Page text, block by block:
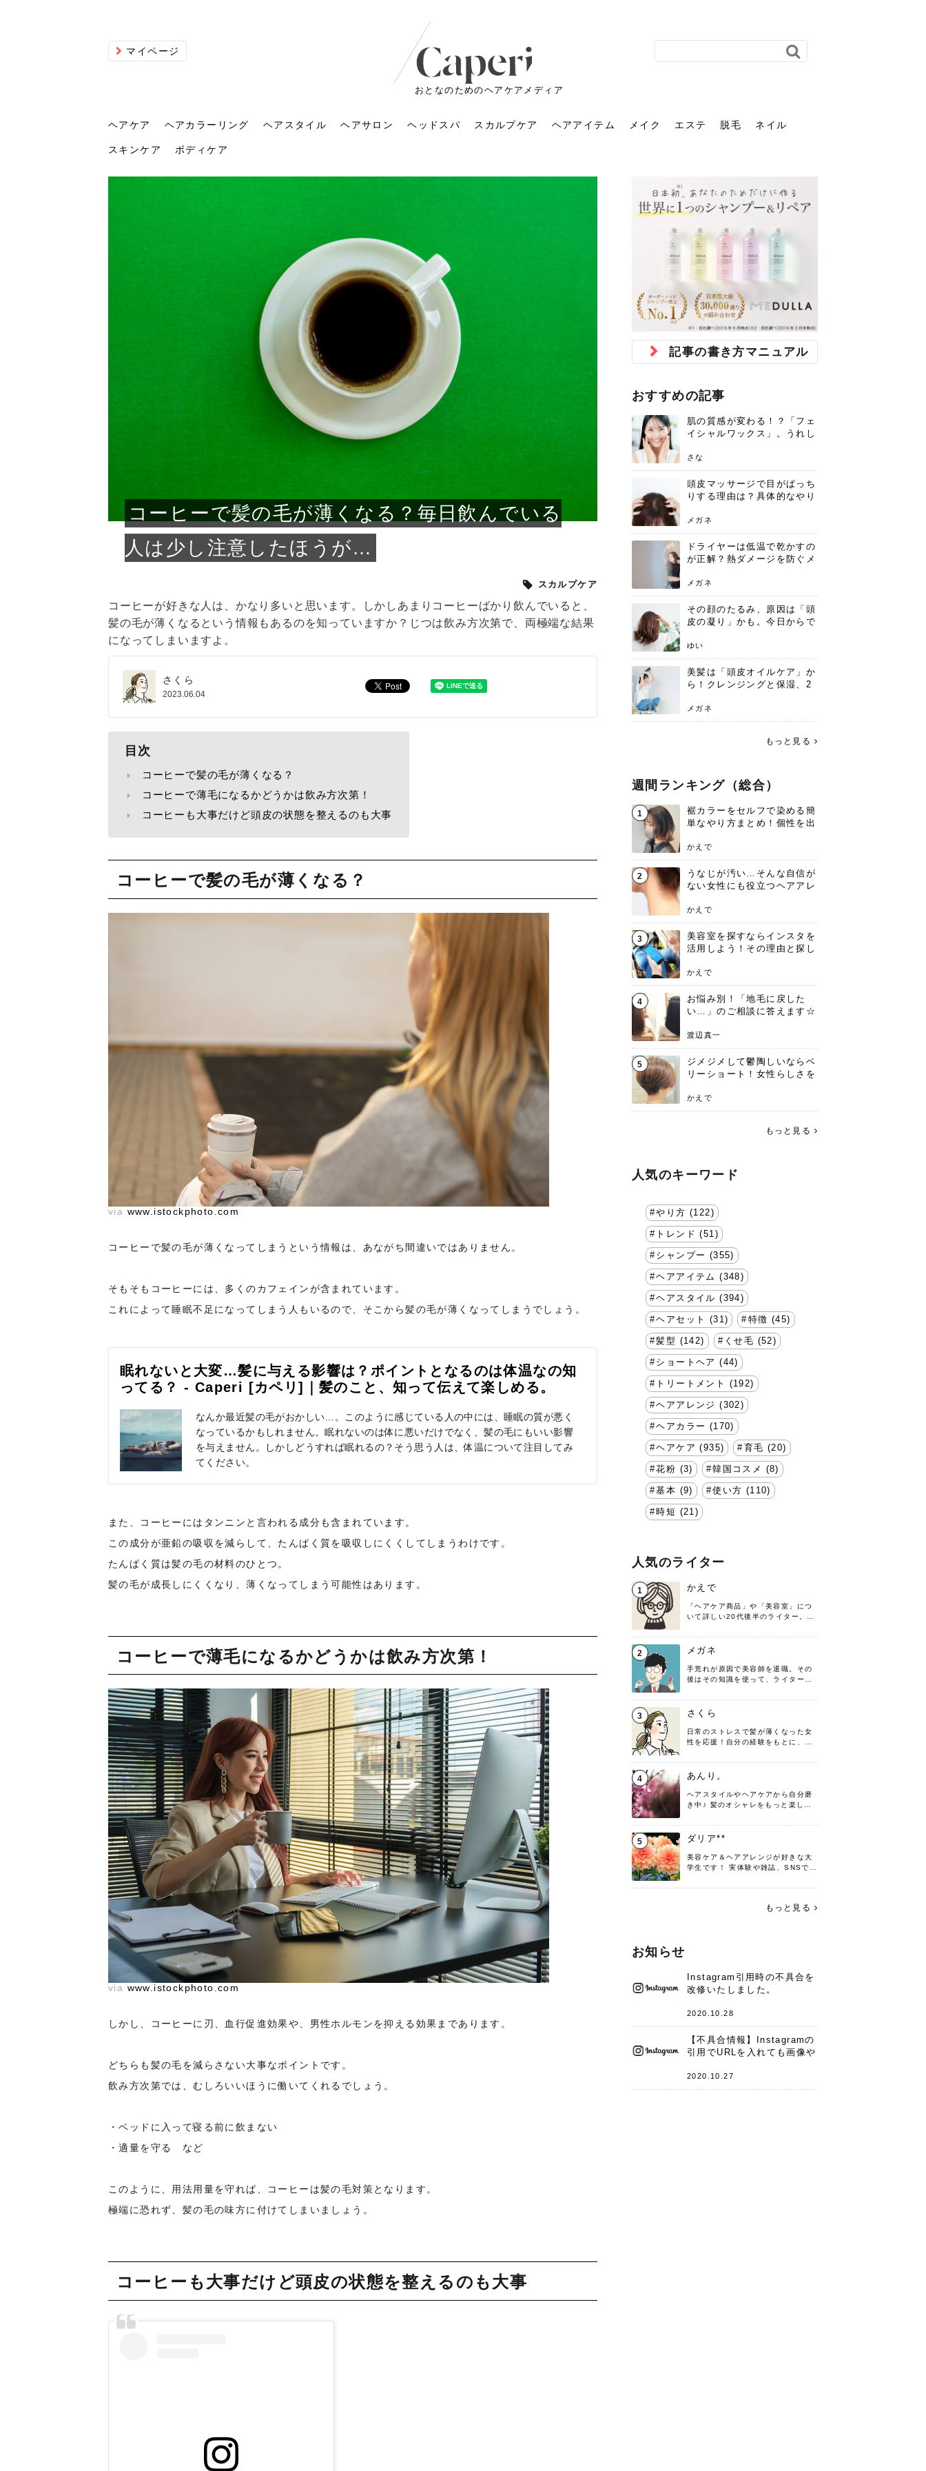
マイページ
おとなのためのヘアケアメディア
ヘアケア
トリートメントの付け方で
仕上がりが変わる｜効かな
い原因...
トリートメントの付け方で仕上がりは
大きく変わります。今回は、毛先中心
の塗り...
メガネ
かない予防方法と時短寝癖
直し...
新生活シーズン、朝の身支度を少しで
も短くしたい人は多いはず。じつは寝
癖は、...
かえで
花粉で髪がパサパサするの
はなぜ？原因と落とし方・
防ぎ方を紹介
広がる、手触りが悪いと感じた経験は
ヘアカラーリング
髪のくすみが気になる人
へ！2026春トレンドの明る
めく...
2026春のトレンドカラーは明るめのく
すみカラーです。ただし、髪がすでに
さくら
自然なヘアカラーで作る
「きれい...
職場で浮かない落ち着いたトーンにし
たいけれど、どこか垢抜けた印象にし
たいと...
さくら
肌に合う髪色、どう見つけ
る？「イエベ」「ブルベ」
診断と...
らったのに、家に帰って鏡を見たら、
ヘアスタイル
2026年のショートウルフ最
新トレンドとは？ナチュラ
2026年のショートウルフは、ナチュラ
ルでエアリーな仕上がりが今っぽい正
かえで
年の注目スタイルと長さ別
の...
2026年はレイヤーカットを使った髪型
のトレンドと重なり、ルーズウェーブ
ヘ...
かえで
40代のパーマがダレる原因
とは？自宅でできる復活術
と長...
ールがダレてしまったと感じている方
ヘアサロン
美容室に行くのが恥ずかし
い？髪質の変化に気づいた
時こそ...
しばらく美容室に行けていないし、そ
ろそろ髪型を変えて気分転換したいと
思って...
メガネ
た後の美容室の探し方！失
敗しに...
美容室を倒産する数が増えているとい
うニュースがありました。もともと美
容室の...
かえで
前髪を薄くするための美容
院の頼み方とは？失敗しな
いため...
だと思っている人は、前髪を早く変え
ヘッドスパ
ヘッドスパの落とし穴！知
らないと損する真実
ヘッドスパは、頭皮の汚れを落として
血行を促進し、リラックス効果や美髪
効果が...
トアップ♪毎日こつこつカン
タン小顔☆
毎日のちょっとした習慣で小顔は作れ
る！頭のこりをほぐしてフェイスライ
ンのリ...
chicca
ヘッドスパで頭皮をケアし
よう！ヘッドスパの効果と
おすすめの人
アもせずに放っておくとダメージが蓄
スカルプケア
髪を育てるには？毎日の洗
い方と生活習慣を見直す基
本ケア
髪をきれいに育てるには高価なアイテ
ムを増やす前に、洗い方や乾かし方、
頭皮の...
さくら
ちりする理由は？具体的な
やり方...
目元の印象を左右するのは目そのもの
ではなく、頭皮の状態かもしれませ
ん。以下...
メガネ
ストレスで髪の毛はどう変
わる？抜け毛・パサつきの
原因と...
や、抜け毛が増えたと悩んでいる方
は、スト...
ヘアアイテム
発酵エキスシャンプーって
何がいいの？無印良品など
のシャ...
スキンケアで人気の発酵成分が、シャ
ンプーにも広がっています。無印良品
などの...
さくら
夫！ブラッシング感覚で使
えるヘア...
ヘアアイロンを使うのが苦手、火傷が
怖いと感じている方はいないでしょう
か？そ...
さくら
40代の髪を悩みに最適！韓
国発「ダリーフ」でヘアセ
ット...
思っていないでしょうか？ダリーフの
メイク
ミニマリストのメイク術｜
少ないアイテムで「自分ら
しい美...
「たくさんのコスメを持っているの
に、実際に使っているのはいつも同じ
ものばか...
あおい
い？針の仕組み・全4種比
較・...
メイクをしている時間も、スキンケア
の時間に変えるという発想から生まれ
たのが...
あかり
「おしゃれ」と「身だしな
み」は違う。相手に信頼感
を与え...
識するのが「身だしなみ」です。特に
エステ
針で小顔を目指す！美容鍼
の効果と後悔しない選び方
のポイント
フェイスラインをすっきりさせたいと
いうお悩みを抱えている方はいないで
しょう...
あかり
ッサージの違いとは？効果
と、自...
サロンのメニューを見ていると、「リ
ンパマッサージ」の他に「経絡マッサ
ージ」...
あかり
エステの勧誘が怖い人へ。
断ることは悪くない。自分
を守る...
験エステに行ってみたいけど、『押し
脱毛
化粧ノリが変わる「顔脱
毛」。4つのメリットと、始
める前...
顔の産毛をカミソリで剃って、毛抜き
で抜くなど、日々の自己処理を手間に
感じて...
あおい
G？親子で学ぶ、安心・安全
なエ...
「ムダ毛が気になる」とお子さんが悩
んでいる姿を見て、エステ脱毛を検討
し始め...
あおい
「今さら」なんて言わせな
い。40代のVIO・顔脱毛、
賢...
とが気になり始めたけど、「今から脱
ネイル
2026年運気アップネイルガ
イドを公開！幸運を呼ぶ色
最近、なんとなく運気が停滞している
気がすると悩んでいないでしょうか？
じつは...
あおい
てる？指先をきれいに見え
るのは...
SNSや雑誌で見かけた素敵なネイルデ
ザインを、いざ自分の爪に試してみた
ら、...
さな
オフィスネイルでも「キラ
キラ」はOK？派手に見えな
い上...
を見て、気分が上がるという心ときめ
スキンケア
急に小じわが増えた？原因
と種類の見分け方＆自宅で
できる...
ふと鏡を見て、急に小じわが増えたと
落ち込んでいないでしょうか？じつは
その原...
あおい
ルルルン ハイドラのどれが
良い？その違いは？PDRN
や...
ルルルン ハイドラシリーズを使いたい
けれど、種類が多くてどれを選べばい
ジュベルック スキンの効果
とは？毛穴・ニキビ跡への
変化...
ニキビ跡の凸凹をどうにかしたいと、
ゆい
ボディケア
人の手ならではの痩身効
果。オールハンドエステの
魅力と、...
痩身エステと一言で言っても、最新の
機器を使ったものから、昔ながらの手
技によ...
あかり
その医療ダイエット、後悔
しませんか？失敗する人の
共通点...
医師の管理のもと、科学的根拠に基づ
いて行う「医療ダイエット」は、自己
本気の痩身と体質改善に。
アーユルヴェーダに基づく
「イン...
自己流のダイエットではなかなか落ち
さな
コーヒーで髪の毛が薄くなる？毎日飲んでいる
人は少し注意したほうが…
スカルプケア
コーヒーが好きな人は、かなり多いと思います。しかしあまりコーヒーばかり飲んでいると、
髪の毛が薄くなるという情報もあるのを知っていますか？じつは飲み方次第で、両極端な結果
になってしまいますよ。
さくら
2023.06.04
目次
コーヒーで髪の毛が薄くなる？
コーヒーで薄毛になるかどうかは飲み方次第！
コーヒーも大事だけど頭皮の状態を整えるのも大事
コーヒーで髪の毛が薄くなる？
via www.istockphoto.com
コーヒーで髪の毛が薄くなってしまうという情報は、あながち間違いではありません。
そもそもコーヒーには、多くのカフェインが含まれています。
これによって睡眠不足になってしまう人もいるので、そこから髪の毛が薄くなってしまうでしょう。
眠れないと大変…髪に与える影響は？ポイントとなるのは体温なの知
ってる？ - Caperi [カペリ]｜髪のこと、知って伝えて楽しめる。
なんか最近髪の毛がおかしい…。このように感じている人の中には、睡眠の質が悪く
なっているかもしれません。眠れないのは体に悪いだけでなく、髪の毛にもいい影響
を与えません。しかしどうすれば眠れるの？そう思う人は、体温について注目してみ
てください。
また、コーヒーにはタンニンと言われる成分も含まれています。
この成分が亜鉛の吸収を減らして、たんぱく質を吸収しにくくしてしまうわけです。
たんぱく質は髪の毛の材料のひとつ。
髪の毛が成長しにくくなり、薄くなってしまう可能性はあります。
コーヒーで薄毛になるかどうかは飲み方次第！
via www.istockphoto.com
しかし、コーヒーに刃、血行促進効果や、男性ホルモンを抑える効果まであります。
どちらも髪の毛を減らさない大事なポイントです。
飲み方次第では、むしろいいほうに働いてくれるでしょう。
・ベッドに入って寝る前に飲まない
・適量を守る など
このように、用法用量を守れば、コーヒーは髪の毛対策となります。
極端に恐れず、髪の毛の味方に付けてしまいましょう。
コーヒーも大事だけど頭皮の状態を整えるのも大事
記事の書き方マニュアル
おすすめの記事
肌の質感が変わる！？「フェ
イシャルワックス」。うれし
ための基礎知識
さな
頭皮マッサージで目がぱっち
りする理由は？具体的なやり
メガネ
ドライヤーは低温で乾かすの
が正解？熱ダメージを防ぐメ
メガネ
その顔のたるみ、原因は「頭
皮の凝り」かも。今日からで
サージ
ゆい
美髪は「頭皮オイルケア」か
ら！クレンジングと保湿、2
メガネ
もっと見る
週間ランキング（総合）
1
裾カラーをセルフで染める簡
単なやり方まとめ！個性を出
かえで
2
うなじが汚い…そんな自信が
ない女性にも役立つヘアアレ
かえで
3
美容室を探すならインスタを
活用しよう！その理由と探し
かえで
4
お悩み別！「地毛に戻した
い…」のご相談に答えます☆
渡辺真一
5
ジメジメして鬱陶しいならベ
リーショート！女性らしさを
かえで
もっと見る
人気のキーワード
やり方 (122)
トレンド (51)
シャンプー (355)
ヘアアイテム (348)
ヘアスタイル (394)
ヘアセット (31) 特徴 (45)
髪型 (142) くせ毛 (52)
ショートヘア (44)
トリートメント (192)
ヘアアレンジ (302)
ヘアカラー (170)
ヘアケア (935) 育毛 (20)
花粉 (3) 韓国コスメ (8)
基本 (9) 使い方 (110)
時短 (21)
人気のライター
1 かえで
「ヘアケア商品」や「美容室」につ
いて詳しい20代後半のライター。楽
す！
2 メガネ
手荒れが原因で美容師を退職。その
後はその知識を使って、ライターと
髪の知識をわかりやすく紹介しま
す！
3 さくら
日常のストレスで髪が薄くなった女
性を応援！自分の経験をもとに、執
4 あんり。
ヘアスタイルやヘアケアから自分磨
き中♪ 髪のオシャレをもっと楽しめ
♡ 役立つ情報をお届けできるように
頑張ります！よろしくお願いしま
5 ダリア**
美容ケア＆ヘアアレンジが好きな大
学生です！ 実体験や雑誌、SNSで知
す。 これからよろしくお願いします
もっと見る
お知らせ
Instagram引用時の不具合を
改修いたしました。
2020.10.28
【不具合情報】Instagramの
引用でURLを入れても画像や
件
2020.10.27